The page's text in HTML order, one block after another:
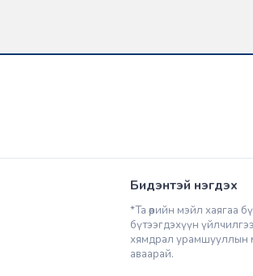
Бидэнтэй нэгдэх
*Та өөрийн мэйл хаягаа
бүтээгдэхүүн
хямдрал урамшууллын
аваарай.